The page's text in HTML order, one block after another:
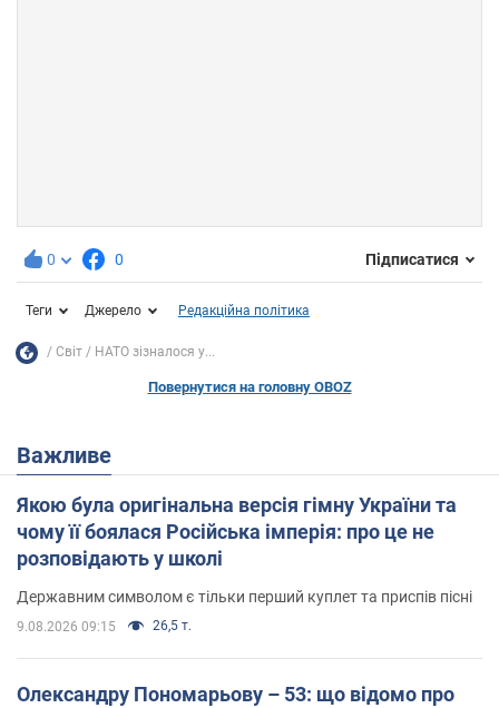
0 0 Підписатися
Теги Джерело Редакційна політика
Світ НАТО зізналося у...
Повернутися на головну OBOZ
Важливе
Якою була оригінальна версія гімну України та
чому її боялася Російська імперія: про це не
розповідають у школі
Державним символом є тільки перший куплет та приспів пісні
9.08.2026 09:15 26,5 т.
Олександру Пономарьову – 53: що відомо про